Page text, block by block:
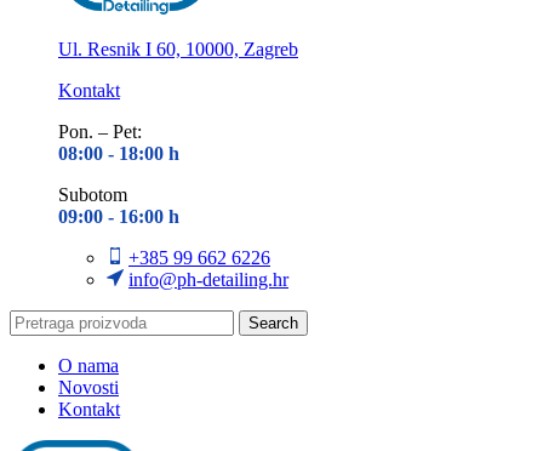
Ul. Resnik I 60, 10000, Zagreb
Kontakt
Pon. – Pet:
08:00 - 18:00 h
Subotom
09:00 - 16:00 h
+385 99 662 6226
info@ph-detailing.hr
Search
O nama
Novosti
Kontakt